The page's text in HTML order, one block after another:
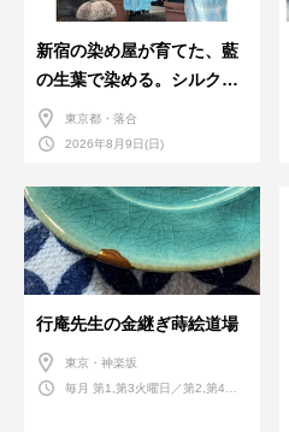
新宿の染め屋が育てた、藍
の生葉で染める。シルクの
ストール
東京都・落合
2026年8月9日(日)
行庵先生の金継ぎ蒔絵道場
東京・神楽坂
毎月 第1,第3火曜日／第2,第4火